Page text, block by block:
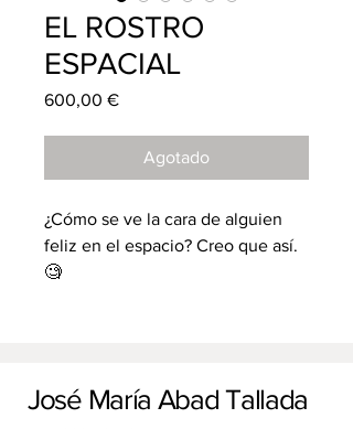
EL ROSTRO
ESPACIAL
600,00 €Precio
Agotado
¿Cómo se ve la cara de alguien
feliz en el espacio? Creo que así.
🧐
José María Abad Tallada